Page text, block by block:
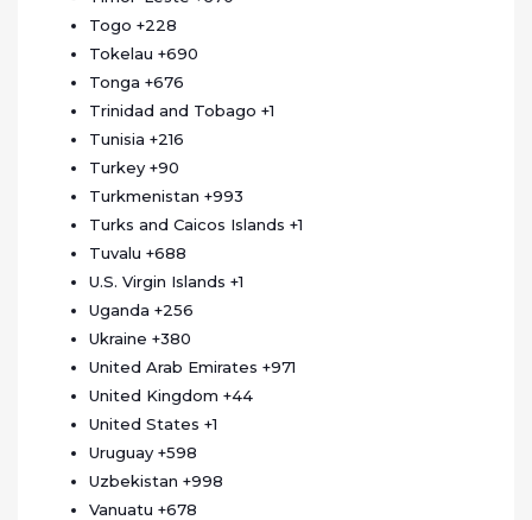
Togo +228
Tokelau +690
Tonga +676
Trinidad and Tobago +1
Tunisia +216
Turkey +90
Turkmenistan +993
Turks and Caicos Islands +1
Tuvalu +688
U.S. Virgin Islands +1
Uganda +256
Ukraine +380
United Arab Emirates +971
United Kingdom +44
United States +1
Uruguay +598
Uzbekistan +998
Vanuatu +678